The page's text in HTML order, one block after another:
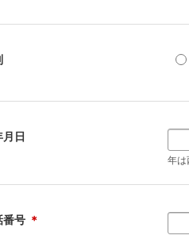
日
年は
番号 ＊